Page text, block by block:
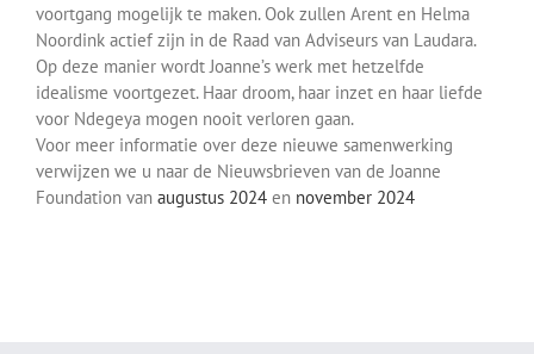
Contact
voortgang mogelijk te maken. Ook zullen Arent en Helma
Noordink actief zijn in de Raad van Adviseurs van Laudara.
Op deze manier wordt Joanne’s werk met hetzelfde
idealisme voortgezet. Haar droom, haar inzet en haar liefde
voor Ndegeya mogen nooit verloren gaan.
Voor meer informatie over deze nieuwe samenwerking
verwijzen we u naar de Nieuwsbrieven van de Joanne
Foundation van augustus 2024 en november 2024